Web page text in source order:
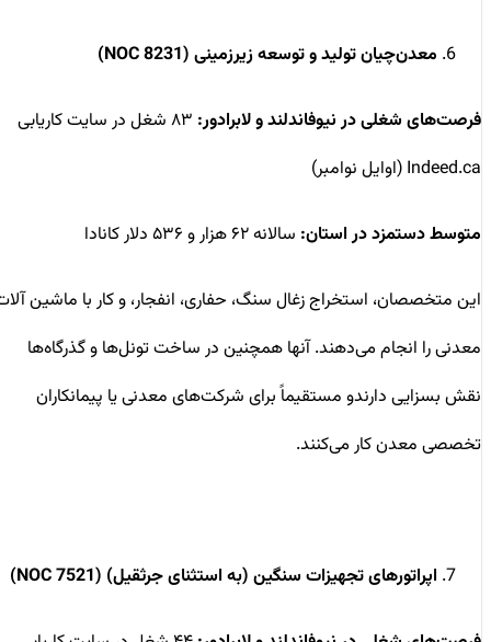
معدن‌چیان تولید و توسعه زیرزمینی (NOC 8231)
فرصت‌های شغلی در نیوفاندلند و لابرادور:
۸۳ شغل در سایت کاریابی
Indeed.ca (اوایل نوامبر)
متوسط دستمزد در استان:سالانه ۶۲ هزار و ۵۳۶ دلار کانادا
این متخصصان، استخراج زغال سنگ، حفاری، انفجار، و کار با ماشین آلات
معدنی را انجام می‌دهند. آنها همچنین در ساخت تونل‌ها و گذرگاه‌ها
نقش بسزایی دارندو مستقیماً برای شرکت‌های معدنی یا پیمانکاران
تخصصی معدن کار می‌کنند.
اپراتورهای تجهیزات سنگین (به استثنای جرثقیل) (NOC 7521)